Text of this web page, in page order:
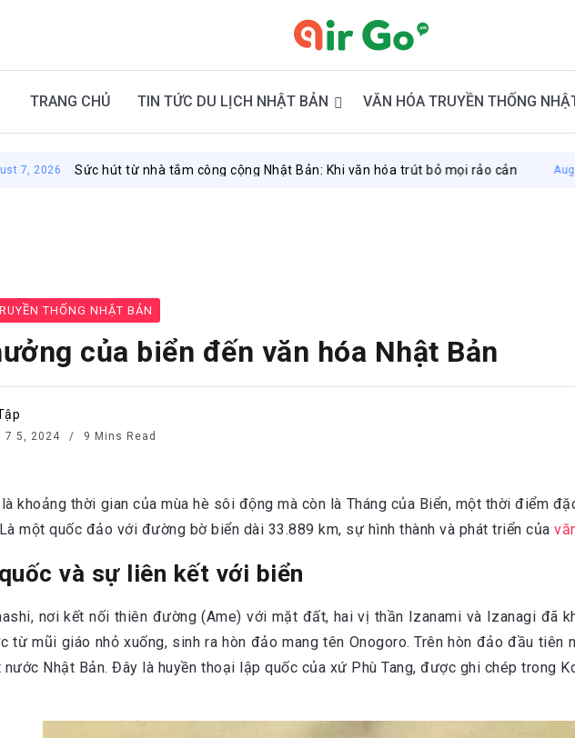
TRANG CHỦ TIN TỨC DU LỊCH NHẬT BẢN VĂN HÓA TRUYỀN THỐNG
hút từ nhà tắm công cộng Nhật Bản: Khi văn hóa trút bỏ mọi rảo cản August 7, 2026
THỐNG NHẬT BẢN
của biển đến văn hóa Nhật Bản
7 5, 2024 9 Mins Read
khoảng thời gian của mùa hè sôi động mà còn là Tháng của Biển, một thời điểm
một quốc đảo với đường bờ biển dài 33.889 km, sự hình thành và phát triển của
và sự liên kết với biển
nơi kết nối thiên đường (Ame) với mặt đất, hai vị thần Izanami và Izanagi đã
từ mũi giáo nhỏ xuống, sinh ra hòn đảo mang tên Onogoro. Trên hòn đảo đầu tiên
Nhật Bản. Đây là huyền thoại lập quốc của xứ Phù Tang, được ghi chép trong